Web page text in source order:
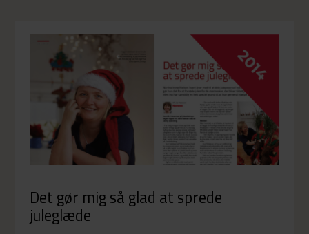
Det gør mig så glad at sprede
juleglæde